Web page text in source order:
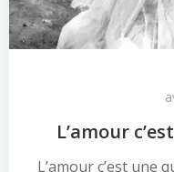
L’amour
L’amour c’est une